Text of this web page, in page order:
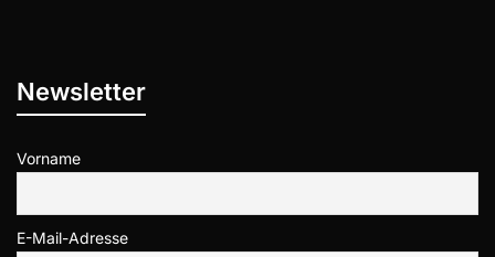
Newsletter
Vorname
E-Mail-Adresse